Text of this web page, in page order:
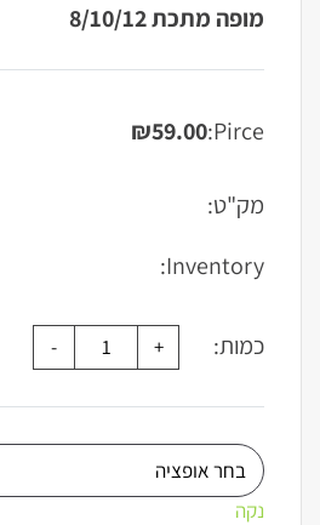
מופה מתכת 8/10/12
Pirce:
₪59.00
מק"ט:
Inventory:
כמות:
נקה